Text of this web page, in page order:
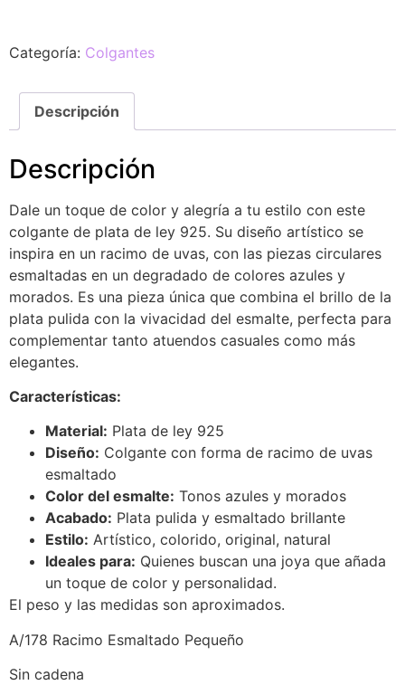
Categoría: Colgantes
Descripción
Descripción
Dale un toque de color y alegría a tu estilo con este
colgante de plata de ley 925. Su diseño artístico se
inspira en un racimo de uvas, con las piezas circulares
esmaltadas en un degradado de colores azules y
morados. Es una pieza única que combina el brillo de la
plata pulida con la vivacidad del esmalte, perfecta para
complementar tanto atuendos casuales como más
elegantes.
Características:
Material: Plata de ley 925
Diseño: Colgante con forma de racimo de uvas
esmaltado
Color del esmalte: Tonos azules y morados
Acabado: Plata pulida y esmaltado brillante
Estilo: Artístico, colorido, original, natural
Ideales para: Quienes buscan una joya que añada
un toque de color y personalidad.
El peso y las medidas son aproximados.
A/178 Racimo Esmaltado Pequeño
Sin cadena